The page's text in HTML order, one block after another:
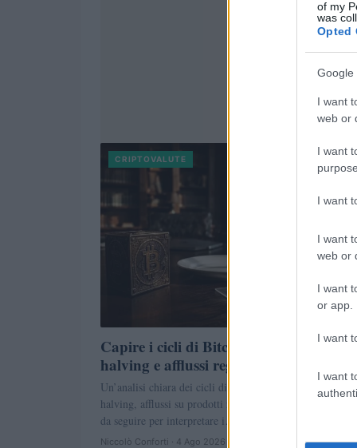
of my
was
Opted
Google
I want
web or
I want
I want
I want
web or
I want
or app.
I want
I want
CRIPTOVALUTE
Capire i cicli di Bitcoin tra liquidità,
halving e afflussi regolamentati
Un’analisi chiara dei cicli di Bitcoin: liquidità globale,
halving, afflussi su prodotti regolamentati, leva e le
da seguire per interpretare i…
Niccolò Conforti · 4 Ago 2026